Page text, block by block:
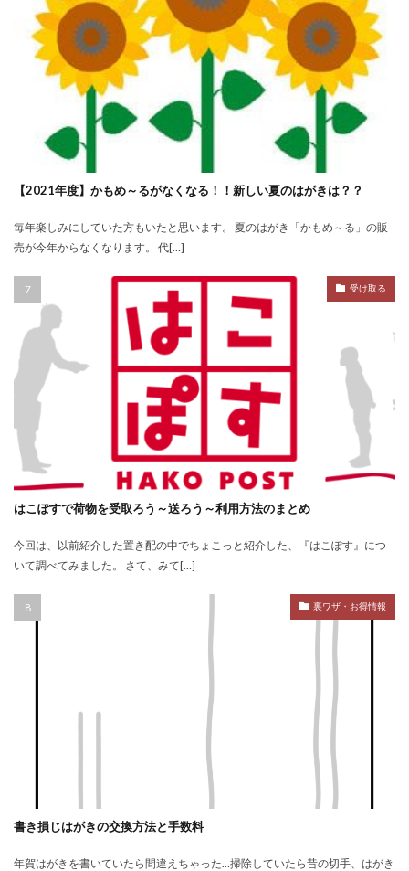
【2021年度】かもめ～るがなくなる！！新しい夏のはがきは？？
毎年楽しみにしていた方もいたと思います。 夏のはがき「かもめ～る」の販
売が今年からなくなります。 代[…]
受け取る
はこぽすで荷物を受取ろう～送ろう～利用方法のまとめ
今回は、以前紹介した置き配の中でちょこっと紹介した、『はこぽす』につ
いて調べてみました。 さて、みて[…]
裏ワザ・お得情報
書き損じはがきの交換方法と手数料
年賀はがきを書いていたら間違えちゃった…掃除していたら昔の切手、はがき